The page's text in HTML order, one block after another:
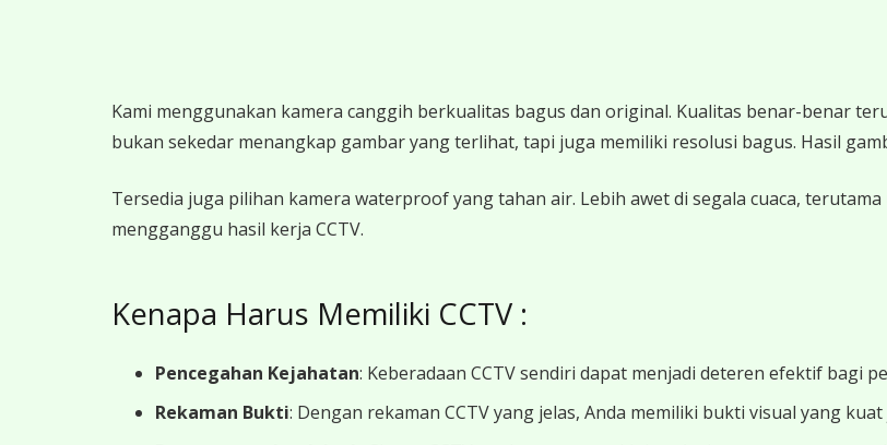
Kami menggunakan kamera canggih berkualitas bagus dan original. Kualitas benar-benar
bukan sekedar menangkap gambar yang terlihat, tapi juga memiliki resolusi bagus. Hasil
Tersedia juga pilihan kamera waterproof yang tahan air. Lebih awet di segala cuaca,
mengganggu hasil kerja CCTV.
Kenapa Harus Memiliki CCTV :
Pencegahan Kejahatan: Keberadaan CCTV sendiri dapat menjadi deteren efektif bagi
Rekaman Bukti: Dengan rekaman CCTV yang jelas, Anda memiliki bukti visual yang